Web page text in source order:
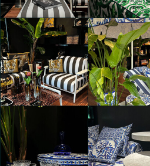
Schmalzbauer
Schmalzbauer
Eventi Fuorisalone 2025
Isabella Erika
Schmalzbauer
Eventi Fuorisalone
Isabella Erika
Schmalzbauer